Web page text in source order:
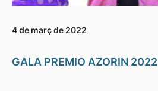
4 de març de 2022
GALA PREMIO AZORIN 2022